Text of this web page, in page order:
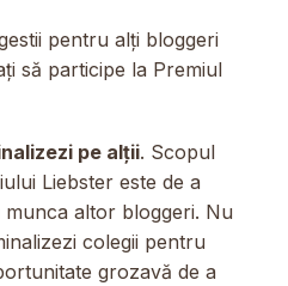
pentru alți bloggeri
să participe la Premiul
pe alții. Scopul
Liebster este de a
munca altor bloggeri. Nu
colegii pentru
grozavă de a